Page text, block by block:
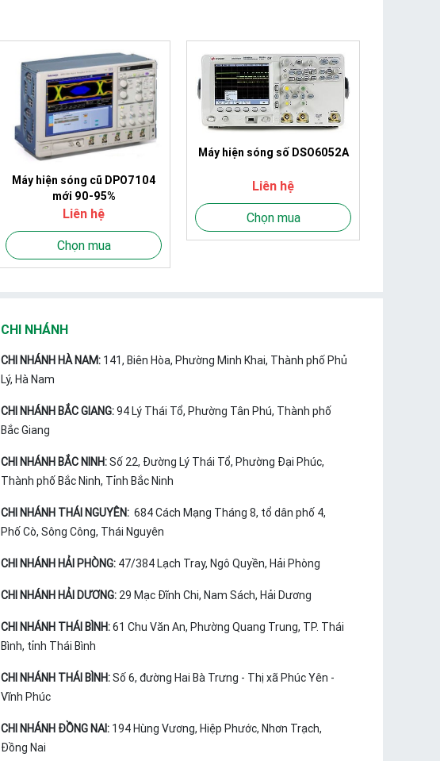
Máy hiện sóng cũ DPO7104
mới 90-95%
Liên hệ
Chọn mua
Máy hiện sóng số DSO6052A
Liên hệ
Chọn mua
CHI NHÁNH
CHI NHÁNH HÀ NAM:141, Biên Hòa, Phường Minh Khai, Thành phố Phủ
Lý, Hà Nam
CHI NHÁNH BẮC GIANG:94 Lý Thái Tổ, Phường Tân Phú, Thành phố
Bắc Giang
CHI NHÁNH BẮC NINH:Số 22, Đường Lý Thái Tổ, Phường Đại Phúc,
Thành phố Bắc Ninh, Tỉnh Bắc Ninh
CHI NHÁNH THÁI NGUYÊN: 684 Cách Mạng Tháng 8, tổ dân phố 4,
Phố Cò, Sông Công, Thái Nguyên
CHI NHÁNH HẢI PHÒNG: 47/384 Lạch Tray, Ngô Quyền, Hải Phòng
CHI NHÁNH HẢI DƯƠNG: 29 Mạc Đĩnh Chi, Nam Sách, Hải Dương
CHI NHÁNH THÁI BÌNH:61 Chu Văn An, Phường Quang Trung, TP. Thái
Bình, tỉnh Thái Bình
CHI NHÁNH THÁI BÌNH:Số 6, đường Hai Bà Trưng - Thị xã Phúc Yên -
Vĩnh Phúc
CHI NHÁNH ĐỒNG NAI:194 Hùng Vương, Hiệp Phước, Nhơn Trạch,
Đồng Nai